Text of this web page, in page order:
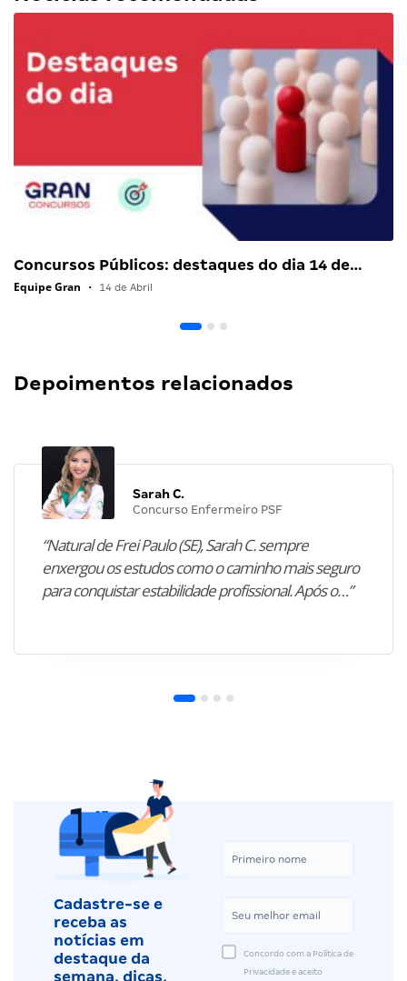
Concursos Públicos: destaques do dia 14 de…
Equipe Gran • 14 de Abril
Depoimentos relacionados
Sarah C.
Concurso Enfermeiro PSF
“Natural de Frei Paulo (SE), Sarah C. sempre
enxergou os estudos como o caminho mais seguro
para conquistar estabilidade profissional. Após o…”
Cadastre-se e
receba as
notícias em
destaque da
semana, dicas,
Concordo com a Política de
Privacidade e aceito